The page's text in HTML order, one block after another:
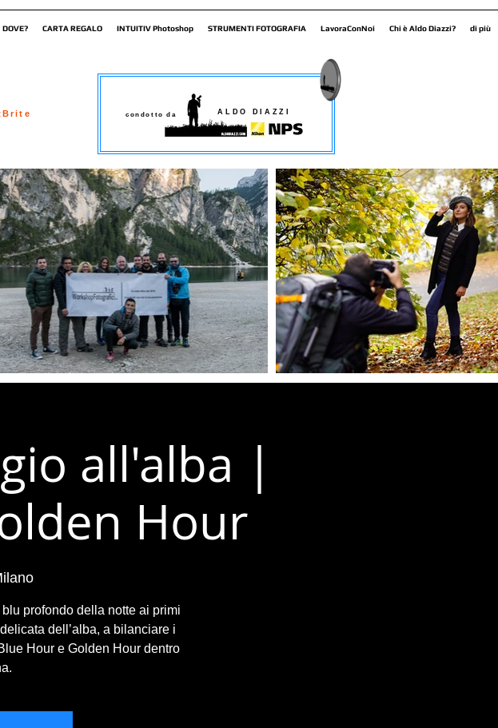
DOVE? CARTA REGALO INTUITIV Photoshop STRUMENTI FOTOGRAFIA LavoraConNoi Chi è Aldo Diazzi? di più
all'alba |
Hour
profondo della notte ai primi
dell’alba, a bilanciare i
Hour e Golden Hour dentro
condotto da ALDO DIAZZI